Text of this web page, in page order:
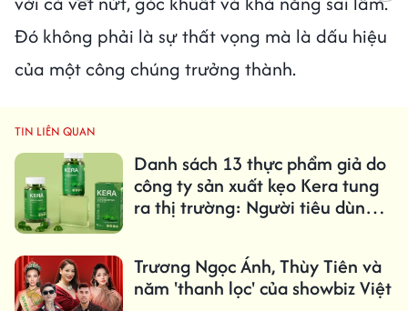
Đó không phải là sự thất vọng mà là dấu hiệu
của một công chúng trưởng thành.
TIN LIÊN QUAN
Danh sách 13 thực phẩm giả do
công ty sản xuất kẹo Kera tung
ra thị trường: Người tiêu dùng
Trương Ngọc Ánh, Thùy Tiên và
năm 'thanh lọc' của showbiz Việt